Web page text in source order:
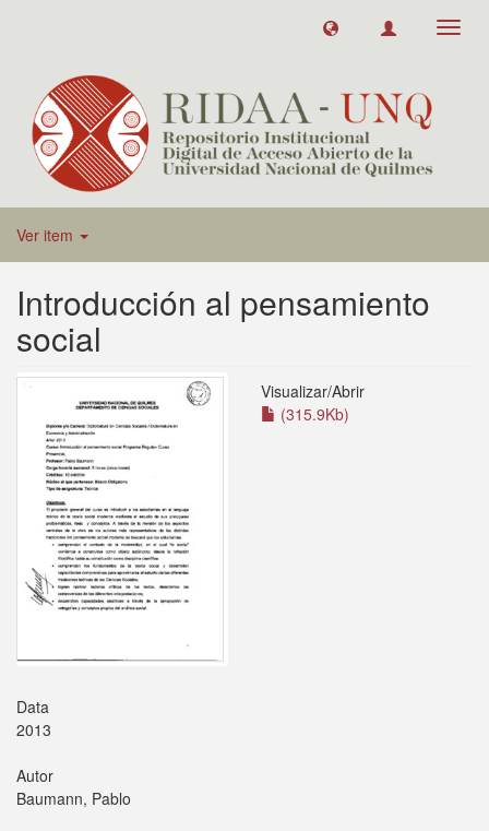
Ver item
Introducción al pensamiento
social
Visualizar/Abrir
(315.9Kb)
Data
2013
Autor
Baumann, Pablo